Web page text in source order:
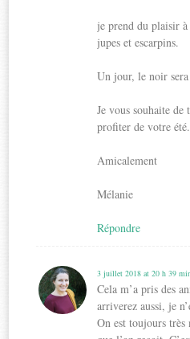
je prend du plaisir
jupes et escarpins.
Un jour, le noir
Je vous souhaite
profiter de votre été.
Amicalement
Mélanie
Répondre
3 juillet 2018 at 20 h 39
Cela m’a pris des
arriverez aussi, je
On est toujours